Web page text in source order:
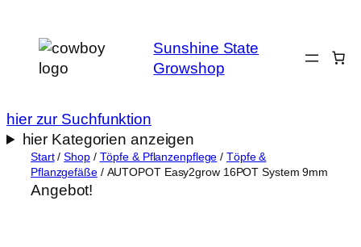
Inhalt
springen
Sunshine State
Growshop
hier zur Suchfunktion
hier Kategorien anzeigen
Start/Shop/ Töpfe & Pflanzenpflege /Töpfe &
Pflanzgefäße/ AUTOPOT Easy2grow 16POT System 9mm
Angebot!